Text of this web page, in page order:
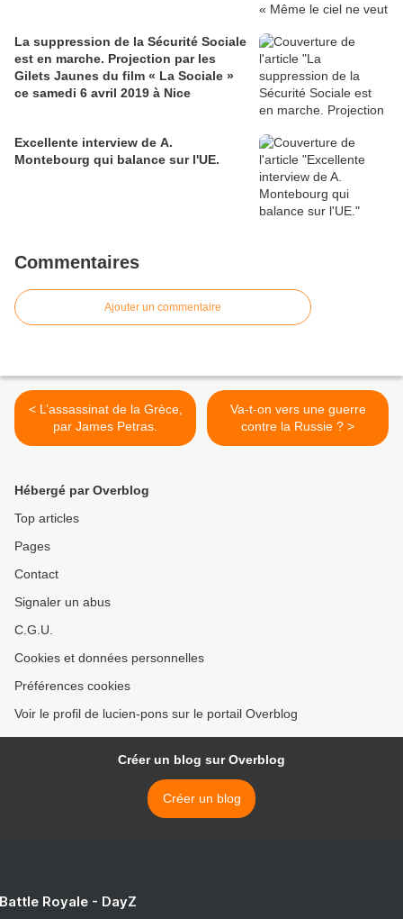
La suppression de la Sécurité Sociale
est en marche. Projection par les
Gilets Jaunes du film « La Sociale »
ce samedi 6 avril 2019 à Nice
Excellente interview de A.
Montebourg qui balance sur l'UE.
Commentaires
Ajouter un commentaire
< L’assassinat de la Grèce,
par James Petras.
Va-t-on vers une guerre
contre la Russie ? >
Hébergé par Overblog
Top articles
Pages
Contact
Signaler un abus
C.G.U.
Cookies et données personnelles
Préférences cookies
Voir le profil de lucien-pons sur le portail Overblog
Créer un blog sur Overblog
Créer un blog
Royale - DayZ